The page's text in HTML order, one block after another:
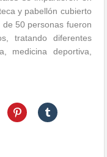
y pabellón cubierto
50 personas fueron
tratando diferentes
medicina deportiva,